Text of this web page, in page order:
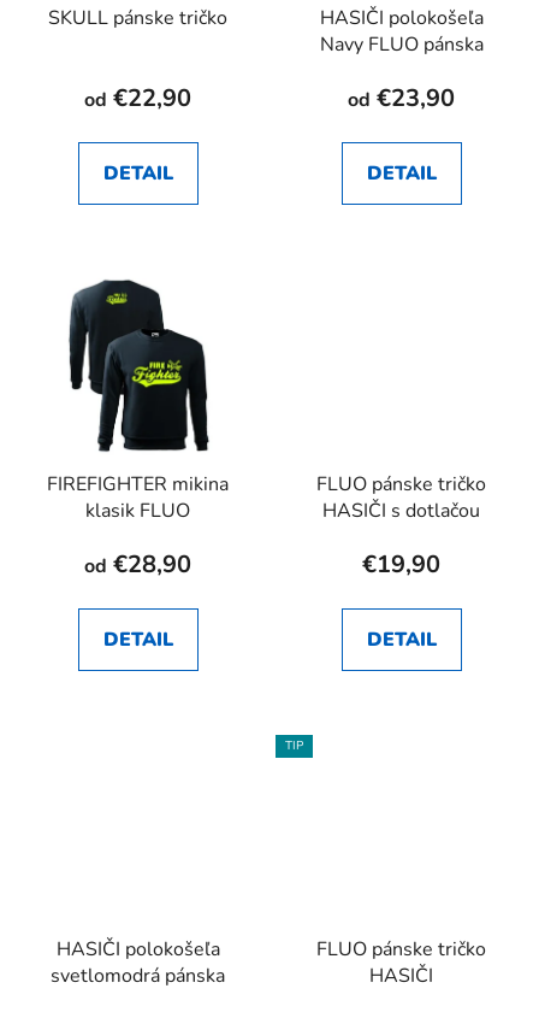
SKULL pánske tričko
od €22,90
DETAIL
HASIČI polokošeľa
Navy FLUO pánska
od €23,90
DETAIL
FIREFIGHTER mikina
klasik FLUO
od €28,90
DETAIL
FLUO pánske tričko
HASIČI s dotlačou
€19,90
DETAIL
HASIČI polokošeľa
svetlomodrá pánska
TIP
FLUO pánske tričko
HASIČI